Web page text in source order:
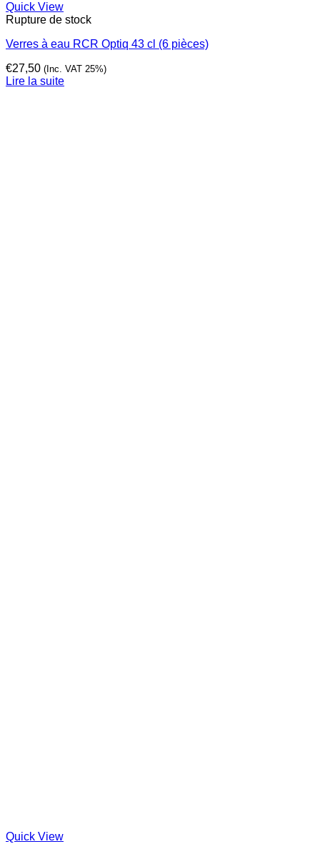
Quick View
Rupture de stock
Verres à eau RCR Optiq 43 cl (6 pièces)
€27,50 (Inc. VAT 25%)
Lire la suite
Quick View